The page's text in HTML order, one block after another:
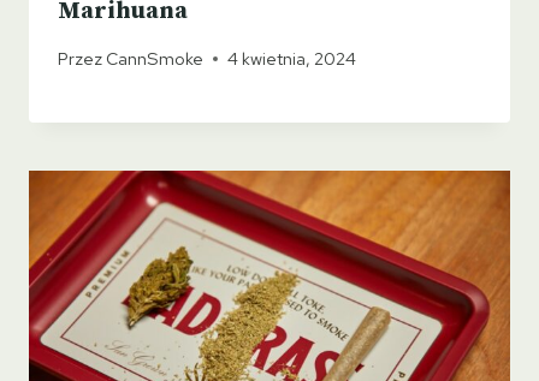
Marihuana
Przez CannSmoke 4 kwietnia, 2024